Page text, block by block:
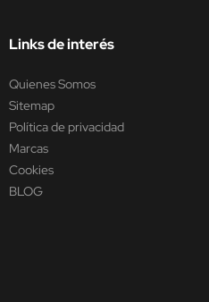
Links de interés
Quienes Somos
Sitemap
Política de privacidad
Marcas
Cookies
BLOG